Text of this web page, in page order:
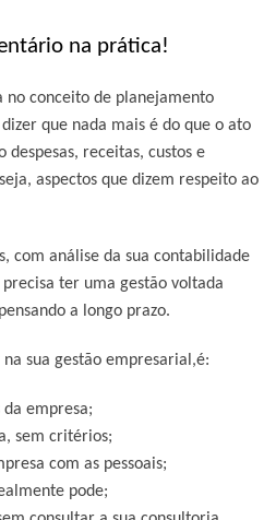
na prática!
no conceito de planejamento
que nada mais é do que o ato
receitas, custos e
aspectos que dizem respeito ao
com análise da sua contabilidade
ter uma gestão voltada
a longo prazo.
na sua gestão empresarial,é:
empresa;
sem critérios;
com as pessoais;
pode;